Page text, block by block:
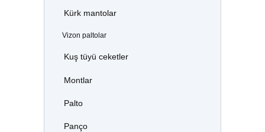
Kürk mantolar
Vizon paltolar
Kuş tüyü ceketler
Montlar
Palto
Panço